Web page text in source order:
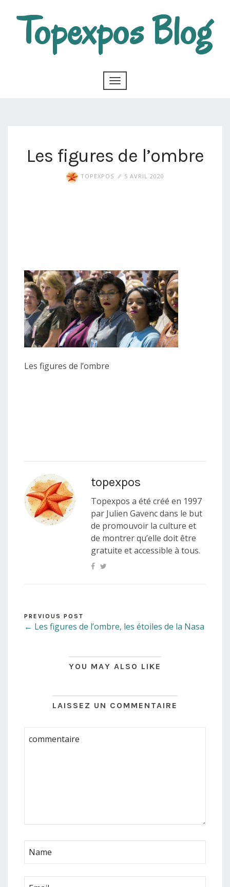
Topexpos Blog
Les figures de l’ombre
TOPEXPOS 5 AVRIL 2020
Les figures de l’ombre
topexpos
Topexpos a été créé en 1997
par Julien Gavenc dans le but
de promouvoir la culture et
de montrer qu’elle doit être
gratuite et accessible à tous.
PREVIOUS POST
← Les figures de l’ombre, les étoiles de la Nasa
YOU MAY ALSO LIKE
LAISSEZ UN COMMENTAIRE